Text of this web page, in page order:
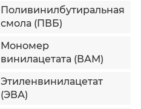
Поливинилбутиральная
смола (ПВБ)
Мономер
винилацетата (ВАМ)
Этиленвинилацетат
(ЭВА)